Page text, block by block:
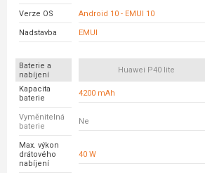
Verze OS Android 10 - EMUI 10
Nadstavba EMUI
Baterie a
nabíjení
Huawei P40 lite
Kapacita
baterie
4200 mAh
Vyměnitelná
baterie
Ne
Max. výkon
drátového
nabíjení
40 W